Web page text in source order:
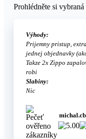
Prohlédněte si
Výhody:
Prijemny pristup,
jednej objednavky
Takze 2x Zippo
robi
Slabiny:
Nic